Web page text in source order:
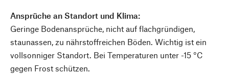
Ansprüche an Standort und Klima:
Geringe Bodenansprüche, nicht auf flachgründigen,
staunassen, zu nährstoffreichen Böden. Wichtig ist ein
vollsonniger Standort. Bei Temperaturen unter -15 °C
gegen Frost schützen.